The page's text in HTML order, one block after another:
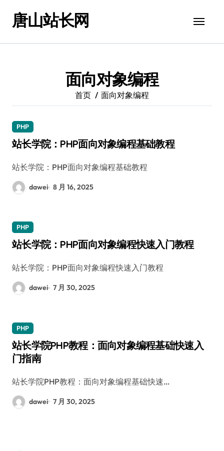
唐山站长网
面向对象编程
首页 面向对象编程
PHP
站长学院：PHP面向对象编程基础教程
站长学院：PHP面向对象编程基础教程
dawei 8 月 16, 2025
PHP
站长学院：PHP面向对象编程快速入门教程
站长学院：PHP面向对象编程快速入门教程
dawei 7 月 30, 2025
PHP
站长学院PHP教程：面向对象编程基础快速入
门指南
站长学院PHP教程：面向对象编程基础快速…
dawei 7 月 30, 2025